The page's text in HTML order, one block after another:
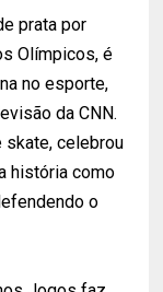
prata por
Olímpicos, é
no esporte,
da CNN.
skate, celebrou
história como
o